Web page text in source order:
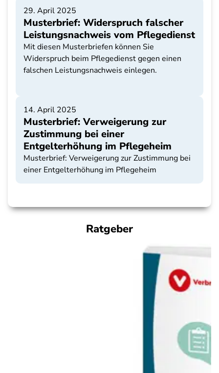
29. April 2025
Musterbrief: Widerspruch falscher
Leistungsnachweis vom Pflegedienst
Mit diesen Musterbriefen können Sie
Widerspruch beim Pflegedienst gegen einen
falschen Leistungsnachweis einlegen.
14. April 2025
Musterbrief: Verweigerung zur
Zustimmung bei einer
Entgelterhöhung im Pflegeheim
Musterbrief: Verweigerung zur Zustimmung bei
einer Entgelterhöhung im Pflegeheim
Ratgeber